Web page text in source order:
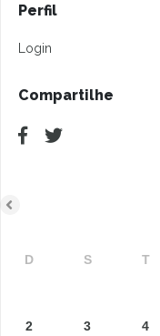
Perfil
Login
Compartilhe
D S T
2
3 4